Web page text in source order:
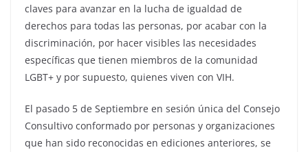
claves para avanzar en la lucha de igualdad de
derechos para todas las personas, por acabar con la
discriminación, por hacer visibles las necesidades
específicas que tienen miembros de la comunidad
LGBT+ y por supuesto, quienes viven con VIH.
El pasado 5 de Septiembre en sesión única del Consejo
Consultivo conformado por personas y organizaciones
que han sido reconocidas en ediciones anteriores, se